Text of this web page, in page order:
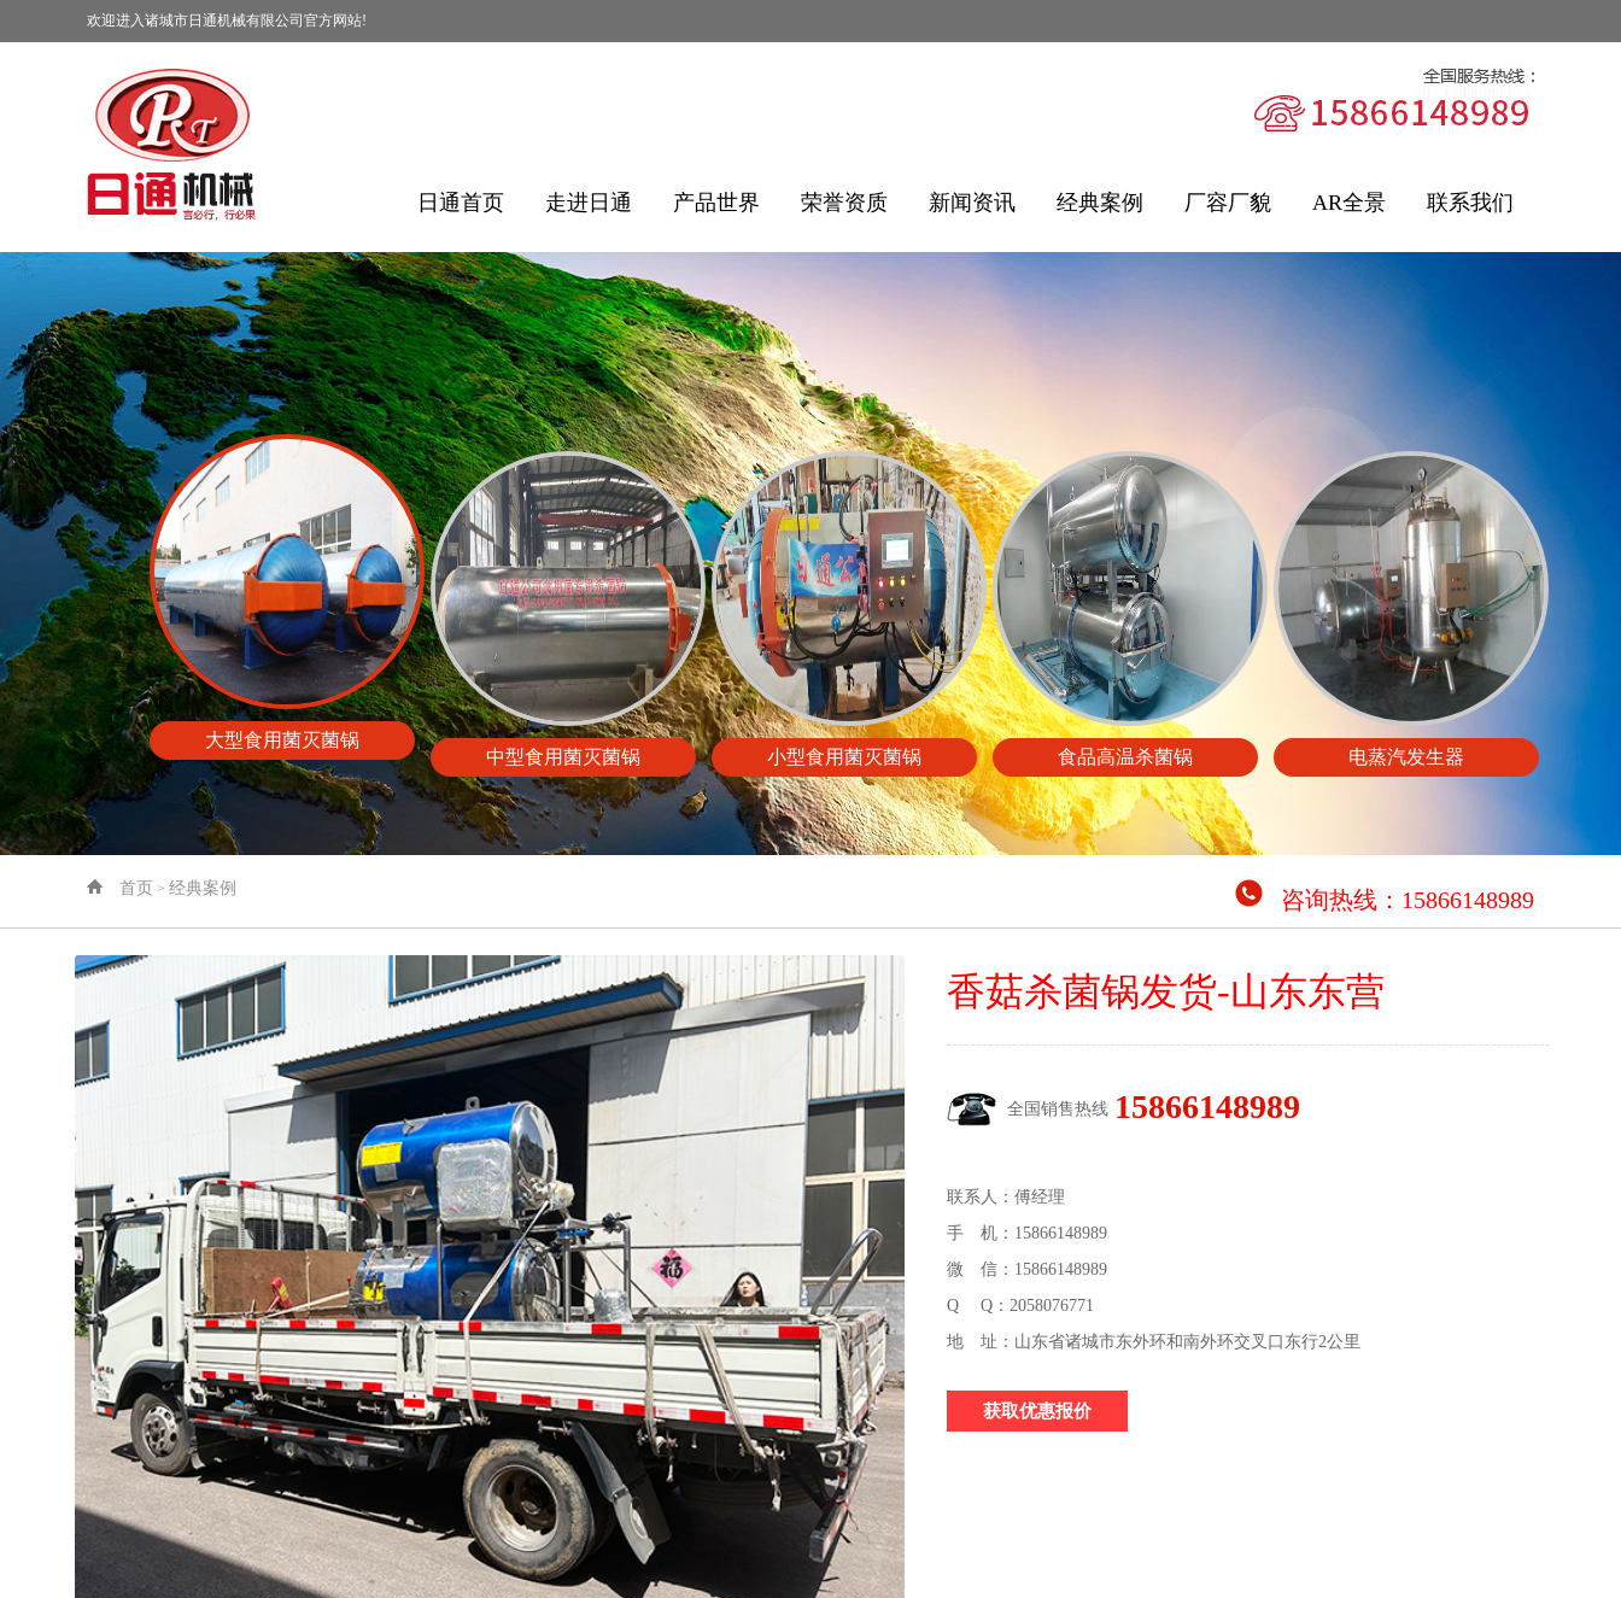
欢迎进入诸城市日通机械有限公司官方网站!
日通首页 走进日通 产品世界 荣誉资质 新闻资讯 经典案例 厂容厂貌 AR全景 联系我们
大型食用菌灭菌锅
中型食用菌灭菌锅
小型食用菌灭菌锅 食品高温杀菌锅 电蒸汽发生器
咨询热线：15866148989
首页 > 经典案例
香菇杀菌锅发货-山东东营
全国销售热线 15866148989
联系人：傅经理
手 机：15866148989
微 信：15866148989
Q Q：2058076771
地 址：山东省诸城市东外环和南外环交叉口东行2公里
获取优惠报价